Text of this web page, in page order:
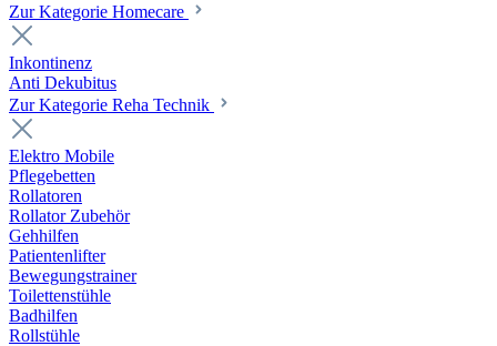
Zur Kategorie Homecare
Inkontinenz
Anti Dekubitus
Zur Kategorie Reha Technik
Elektro Mobile
Pflegebetten
Rollatoren
Rollator Zubehör
Gehhilfen
Patientenlifter
Bewegungstrainer
Toilettenstühle
Badhilfen
Rollstühle